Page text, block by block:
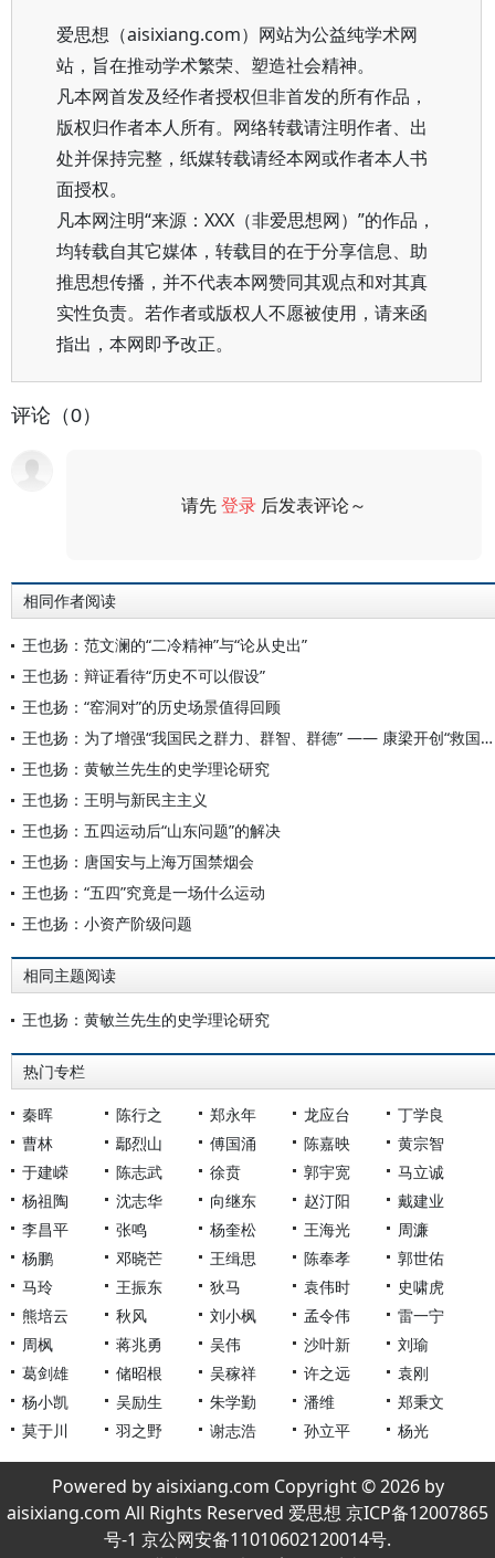
爱思想（aisixiang.com）网站为公益纯学术网
站，旨在推动学术繁荣、塑造社会精神。
凡本网首发及经作者授权但非首发的所有作品，
版权归作者本人所有。网络转载请注明作者、出
处并保持完整，纸媒转载请经本网或作者本人书
面授权。
凡本网注明“来源：XXX（非爱思想网）”的作品，
均转载自其它媒体，转载目的在于分享信息、助
推思想传播，并不代表本网赞同其观点和对其真
实性负责。若作者或版权人不愿被使用，请来函
指出，本网即予改正。
评论（0）
请先登录 后发表评论～
相同作者阅读
王也扬：范文澜的“二冷精神”与“论从史出”
王也扬：辩证看待“历史不可以假设”
王也扬：“窑洞对”的历史场景值得回顾
王也扬：为了增强“我国民之群力、群智、群德” —— 康梁开创“救国史学”
王也扬：黄敏兰先生的史学理论研究
王也扬：王明与新民主主义
王也扬：五四运动后“山东问题”的解决
王也扬：唐国安与上海万国禁烟会
王也扬：“五四”究竟是一场什么运动
王也扬：小资产阶级问题
相同主题阅读
王也扬：黄敏兰先生的史学理论研究
热门专栏
秦晖 陈行之 郑永年 龙应台
丁学良
曹林
鄢烈山 傅国涌 陈嘉映
黄宗智
于建嵘
陈志武 徐贲 郭宇宽
马立诚
杨祖陶
沈志华 向继东 赵汀阳
戴建业
李昌平
张鸣 杨奎松 王海光
周濂
杨鹏
邓晓芒 王缉思 陈奉孝
郭世佑
马玲
王振东 狄马 袁伟时
史啸虎
熊培云
秋风 刘小枫 孟令伟
雷一宁
周枫
蒋兆勇 吴伟 沙叶新
刘瑜
葛剑雄
储昭根 吴稼祥 许之远
袁刚
杨小凯
吴励生 朱学勤 潘维
郑秉文
莫于川
羽之野 谢志浩 孙立平 杨光
Powered by aisixiang.com Copyright © 2026 by
aisixiang.com All Rights Reserved 爱思想 京ICP备12007865
号-1 京公网安备11010602120014号.